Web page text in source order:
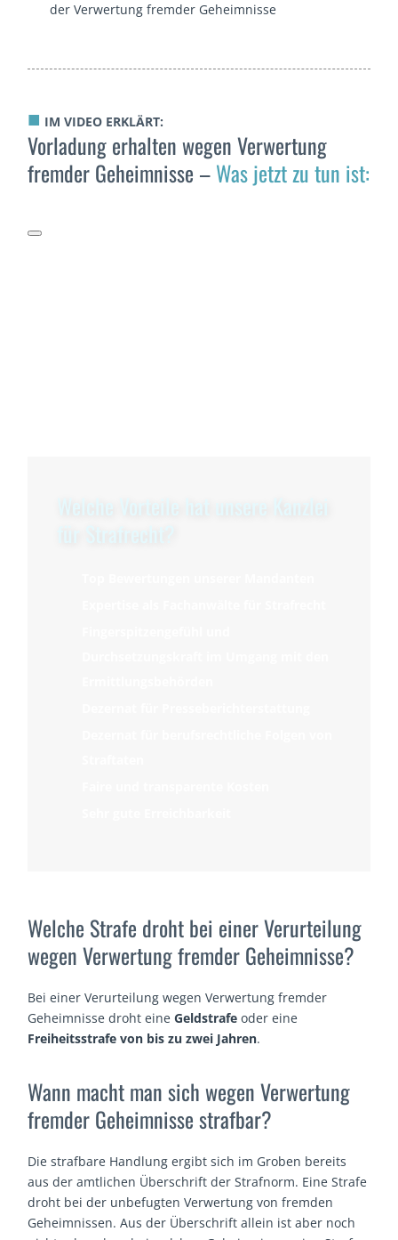
der Verwertung fremder Geheimnisse
■ IM VIDEO ERKLÄRT:
Vorladung erhalten wegen Verwertung
fremder Geheimnisse –Was jetzt zu tun ist:
Welche Strafe droht bei einer Verurteilung
wegen Verwertung fremder Geheimnisse?
Bei einer Verurteilung wegen Verwertung fremder
Geheimnisse droht eineGeldstrafe oder eine
Freiheitsstrafe von bis zu zwei Jahren.
Wann macht man sich wegen Verwertung
fremder Geheimnisse strafbar?
Die strafbare Handlung ergibt sich im Groben bereits
aus der amtlichen Überschrift der Strafnorm. Eine Strafe
droht bei der unbefugten Verwertung von fremden
Geheimnissen. Aus der Überschrift allein ist aber noch